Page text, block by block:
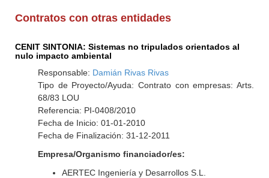
Contratos con otras entidades
CENIT SINTONIA: Sistemas no tripulados orientados al
nulo impacto ambiental
Responsable: Damián Rivas Rivas
Tipo de Proyecto/Ayuda: Contrato con empresas: Arts.
68/83 LOU
Referencia: PI-0408/2010
Fecha de Inicio: 01-01-2010
Fecha de Finalización: 31-12-2011
Empresa/Organismo financiador/es:
AERTEC Ingeniería y Desarrollos S.L.